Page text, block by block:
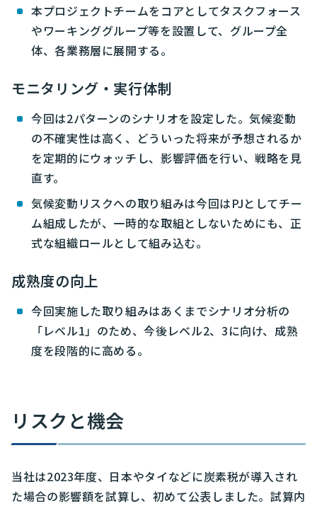
本プロジェクトチームをコアとしてタスクフォース
やワーキンググループ等を設置して、グループ全
体、各業務層に展開する。
モニタリング・実行体制
今回は2パターンのシナリオを設定した。気候変動
の不確実性は高く、どういった将来が予想されるか
を定期的にウォッチし、影響評価を行い、戦略を見
直す。
気候変動リスクへの取り組みは今回はPJとしてチー
ム組成したが、一時的な取組としないためにも、正
式な組織ロールとして組み込む。
成熟度の向上
今回実施した取り組みはあくまでシナリオ分析の
「レベル1」のため、今後レベル2、3に向け、成熟
度を段階的に高める。
リスクと機会
当社は2023年度、日本やタイなどに炭素税が導入され
た場合の影響額を試算し、初めて公表しました。試算内